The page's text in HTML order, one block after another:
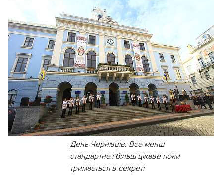
День Чернівців. Все менш
стандартне і більш цікаве поки
тримається в секреті